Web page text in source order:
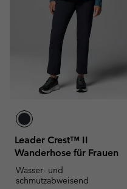
Leader Crest™ II
Wanderhose für Frauen
Wasser- und
schmutzabweisend